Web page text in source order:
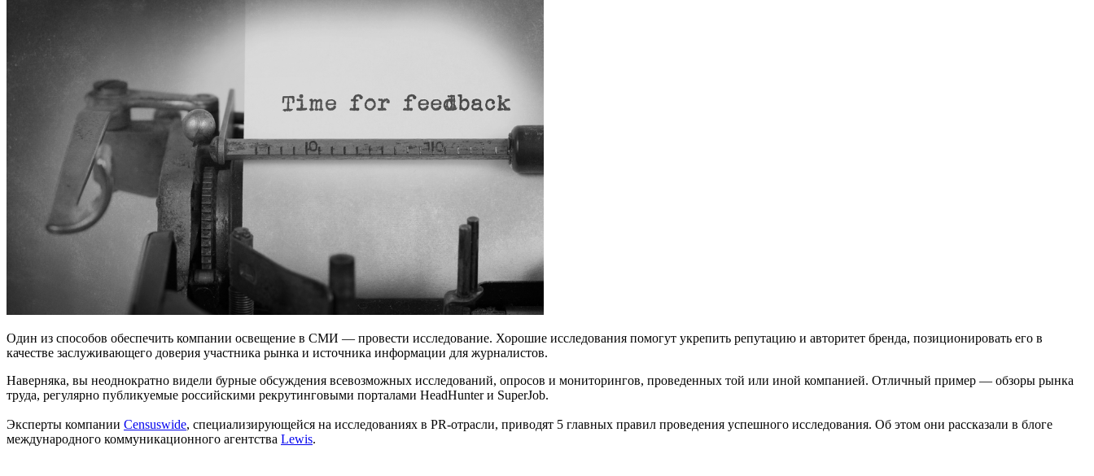
Один из способов обеспечить компании освещение в СМИ — провести исследование. Хорошие исследования помогут укрепить репутацию и авторитет бренда, позиционировать его в
качестве заслуживающего доверия участника рынка и источника информации для журналистов.
Наверняка, вы неоднократно видели бурные обсуждения всевозможных исследований, опросов и мониторингов, проведенных той или иной компанией. Отличный пример — обзоры рынка
труда, регулярно публикуемые российскими рекрутинговыми порталами HeadHunter и SuperJob.
Эксперты компании Censuswide, специализирующейся на исследованиях в PR-отрасли, приводят 5 главных правил проведения успешного исследования. Об этом они рассказали в блоге
международного коммуникационного агентства Lewis.